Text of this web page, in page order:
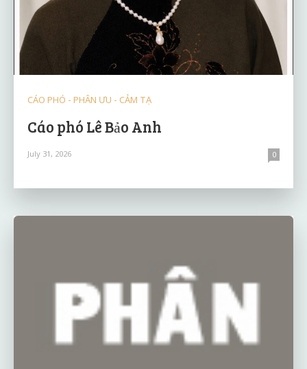
CÁO PHÓ - PHÂN ƯU - CẢM TẠ
Cáo phó Lê Bảo Anh
July 31, 2026 0